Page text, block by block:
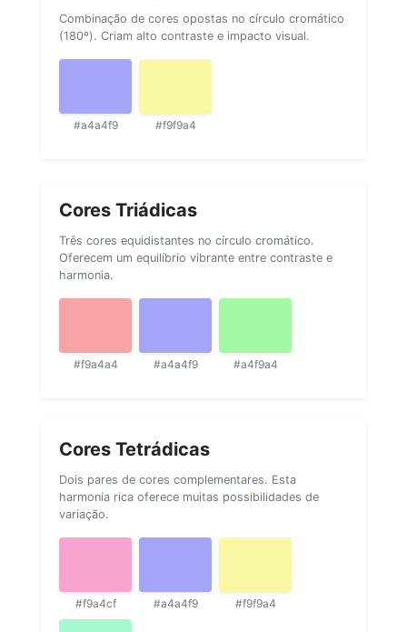
Combinação de cores opostas no círculo cromático
(180º). Criam alto contraste e impacto visual.
#a4a4f9 #f9f9a4
Cores Triádicas
Três cores equidistantes no círculo cromático.
Oferecem um equilíbrio vibrante entre contraste e
harmonia.
#f9a4a4 #a4a4f9 #a4f9a4
Cores Tetrádicas
Dois pares de cores complementares. Esta
harmonia rica oferece muitas possibilidades de
variação.
#f9a4cf #a4a4f9 #f9f9a4